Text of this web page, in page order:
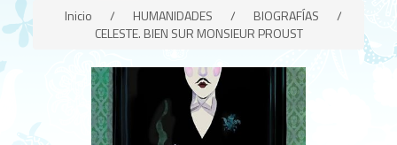
Inicio / HUMANIDADES / BIOGRAFÍAS
/
CELESTE. BIEN SUR MONSIEUR PROUST